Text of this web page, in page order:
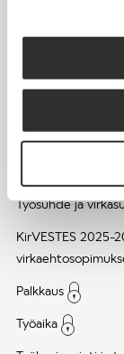
JOBI
Työsuhde ja
KirVESTES 2025-
Palkkaus
Työaika